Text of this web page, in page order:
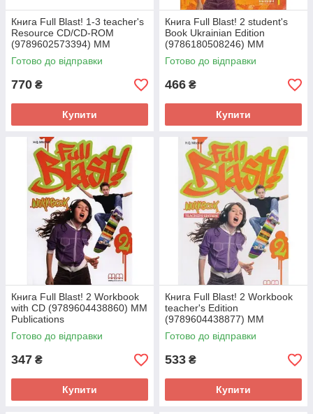
Книга Full Blast! 1-3 teacher's
Resource CD/CD-ROM
(9789602573394) MM
Publications
Готово до відправки
770 ₴
Купити
Книга Full Blast! 2 student's
Book Ukrainian Edition
(9786180508246) MM
Publications
Готово до відправки
466 ₴
Купити
Книга Full Blast! 2 Workbook
with CD (9789604438860) MM
Publications
Готово до відправки
347 ₴
Купити
Книга Full Blast! 2 Workbook
teacher's Edition
(9789604438877) MM
Publications
Готово до відправки
533 ₴
Купити